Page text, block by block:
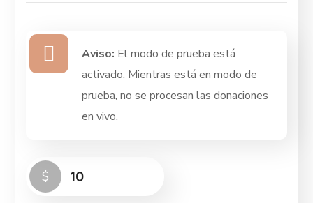
Aviso: El modo de prueba está
activado. Mientras está en modo de
prueba, no se procesan las donaciones
en vivo.
$